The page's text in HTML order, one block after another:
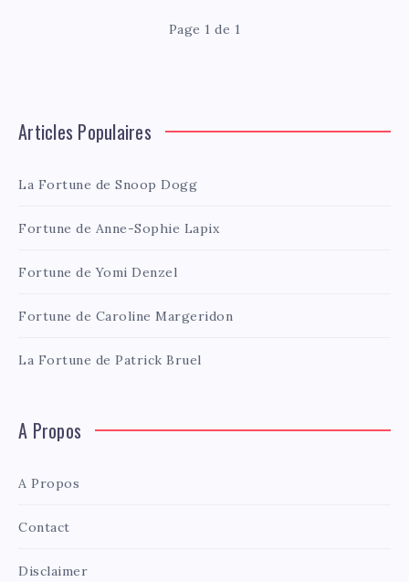
Page 1 de 1
Articles Populaires
La Fortune de Snoop Dogg
Fortune de Anne-Sophie Lapix
Fortune de Yomi Denzel
Fortune de Caroline Margeridon
La Fortune de Patrick Bruel
A Propos
A Propos
Contact
Disclaimer